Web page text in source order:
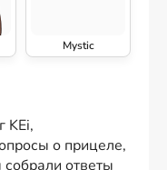
Mystic
KEi,
о прицеле,
ответы